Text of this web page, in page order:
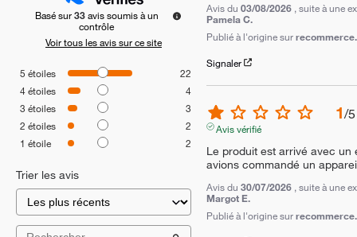
Basé sur33 avis soumis à un
contrôle
Voir tous les avis sur ce site
5 étoiles
22
4étoiles
4
3 étoiles
3
2 étoiles
2
1 étoile 2
Trier les avis
Avis du 03/08/2026 , suite à une
Pamela C.
Publié à l'origine sur
Signaler
1/5
Avis vérifié
Le produit est arrivé avec
avions commandé un
Avis du 30/07/2026 , suite à une
Margot E.
Publié à l'origine sur